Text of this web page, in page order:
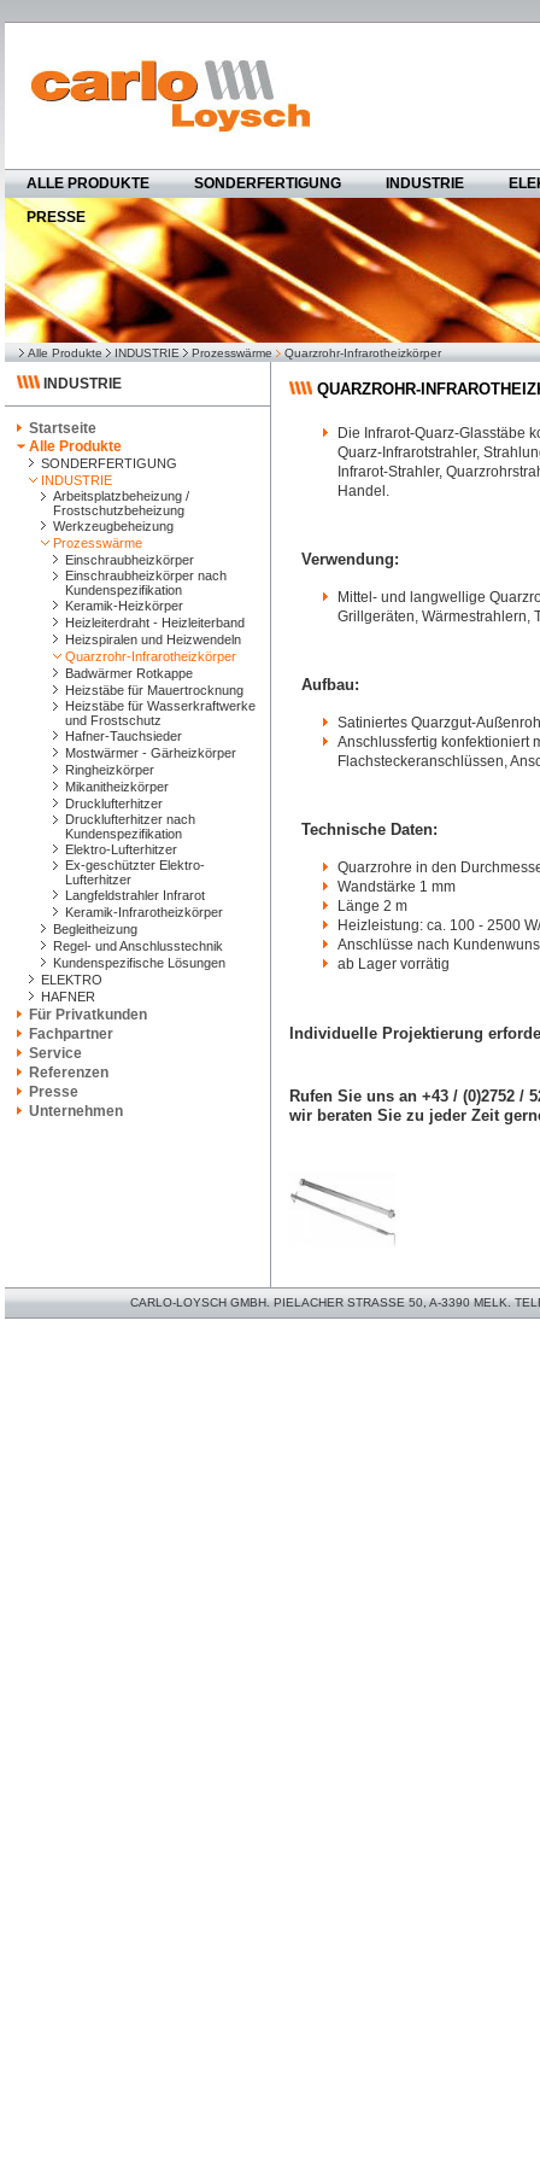
ALLE PRODUKTE SONDERFERTIGUNG INDUSTRIE
PRESSE
Alle Produkte INDUSTRIE Prozesswärme Quarzrohr-Infrarotheizkörper
INDUSTRIE
Startseite
Alle Produkte
SONDERFERTIGUNG
INDUSTRIE
Arbeitsplatzbeheizung /
Frostschutzbeheizung
Werkzeugbeheizung
Prozesswärme
Einschraubheizkörper
Einschraubheizkörper nach
Kundenspezifikation
Keramik-Heizkörper
Heizleiterdraht - Heizleiterband
Heizspiralen und Heizwendeln
Quarzrohr-Infrarotheizkörper
Badwärmer Rotkappe
Heizstäbe für Mauertrocknung
Heizstäbe für Wasserkraftwerke
und Frostschutz
Hafner-Tauchsieder
Mostwärmer - Gärheizkörper
Ringheizkörper
Mikanitheizkörper
Drucklufterhitzer
Drucklufterhitzer nach
Kundenspezifikation
Elektro-Lufterhitzer
Ex-geschützter Elektro-
Lufterhitzer
Langfeldstrahler Infrarot
Keramik-Infrarotheizkörper
Begleitheizung
Regel- und Anschlusstechnik
Kundenspezifische Lösungen
ELEKTRO
HAFNER
Für Privatkunden
Fachpartner
Service
Referenzen
Presse
Unternehmen
QUARZROHR-
Die Infrarot-Quarz-Glasstäbe
Quarz-Infrarotstrahler,
Infrarot-Strahler,
Handel.
Verwendung:
Mittel- und langwellige
Grillgeräten, Wärmestrahlern,
Aufbau:
Satiniertes Quarzgut-
Anschlussfertig konfektioniert
Flachsteckeranschlüssen,
Technische Daten:
Quarzrohre in den
Wandstärke 1 mm
Länge 2 m
Heizleistung: ca. 100 - 2500
Anschlüsse nach
ab Lager vorrätig
Individuelle Projektierung
Rufen Sie uns an +43 / (0)2752 /
wir beraten Sie zu jeder Zeit
CARLO-LOYSCH GMBH. PIELACHER STRASSE 50, A-3390 MELK.